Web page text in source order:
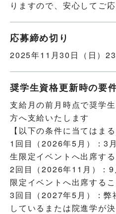
りますので、安心してご応
応募締め切り
2025年11月30日（日）
奨学生資格更新時の要
支給月の前月時点で奨学
方へ支給いたします
【以下の条件に当てはまる
1回目（2026年5月）：3
生限定イベントへ出席する
2回目（2026年11月）：
限定イベントへ出席するこ
3回目（2027年5月）：弊
しているまたは院進学が